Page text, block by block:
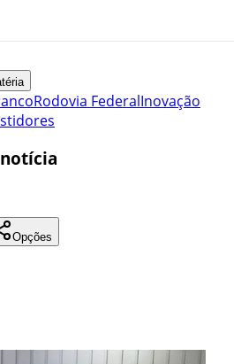
Rodovia FederalInovação
Opções